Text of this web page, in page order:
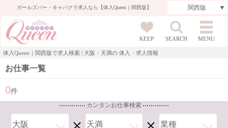
ガールズバー・キャバクラ求人なら【体入Queen｜関西版】
KEEP SEARCH MENU
体入Queen｜関西版で求人検索 | 大阪・天満の 体入・求人情報
お仕事一覧
0件
カンタンお仕事検索